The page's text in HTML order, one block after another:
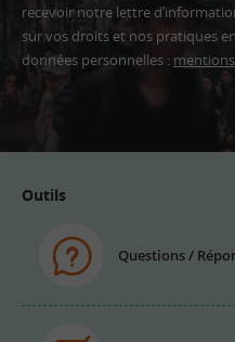
recevoir notre lettre
sur vos droits et nos pratiques
données personnelles :
Outils
Questions /